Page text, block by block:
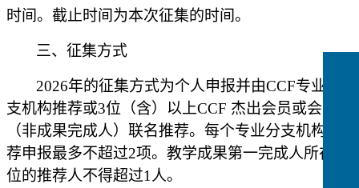
时间。截止时间为本次征集的时间。
三、征集方式
2026年的征集方式为个人申报并由CCF专业分
支机构推荐或3位（含）以上CCF 杰出会员或会士
（非成果完成人）联名推荐。每个专业分支机构推
荐申报最多不超过2项。教学成果第一完成人所在单
位的推荐人不得超过1人。